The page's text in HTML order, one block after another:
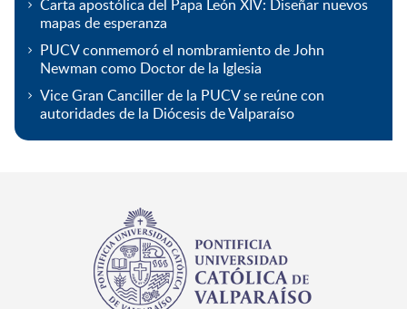
Carta apostólica del Papa León XIV: Diseñar nuevos
mapas de esperanza
PUCV conmemoró el nombramiento de John
Newman como Doctor de la Iglesia
Vice Gran Canciller de la PUCV se reúne con
autoridades de la Diócesis de Valparaíso